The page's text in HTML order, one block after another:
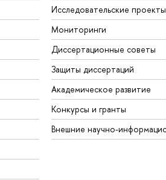
Исследовательские проекты
Мониторинги
Диссертационные советы
Защиты диссертаций
Академическое развитие
Конкурсы и гранты
Внешние научно-